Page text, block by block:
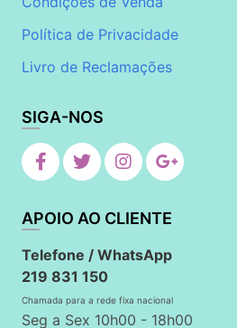
Política de Privacidade
Livro de Reclamações
SIGA-NOS
APOIO AO CLIENTE
Telefone / WhatsApp
219 831 150
Chamada para a rede fixa nacional
Seg a Sex 10h00 - 18h00